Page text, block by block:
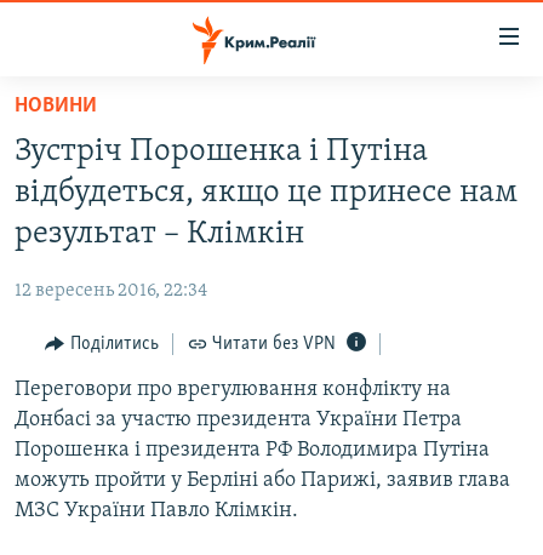
Перейти
основного
матеріалу
Перейти
до
основної
навігації
Перейти
пошуку
ВОДА.КРИМ
ВІДЕО ТА ФОТО
БЛОГИ
ПОГЛЯД
ІНТЕРВ'Ю
ВСЕ ЗА ДЕНЬ
СПЕЦПРОЕКТИ
ДЕПОРТАЦІЯ
ЯК ОБІЙТИ БЛОКУВАННЯ
НОВИНИ
Зустріч Порошенка і Путіна
відбудеться, якщо це принесе нам
результат – Клімкін
12 вересень 2016, 22:34
Поділитись Читати без VPN
Переговори про врегулювання конфлікту на
Донбасі за участю президента України Петра
Порошенка і президента РФ Володимира Путіна
можуть пройти у Берліні або Парижі, заявив глава
МЗС України Павло Клімкін.